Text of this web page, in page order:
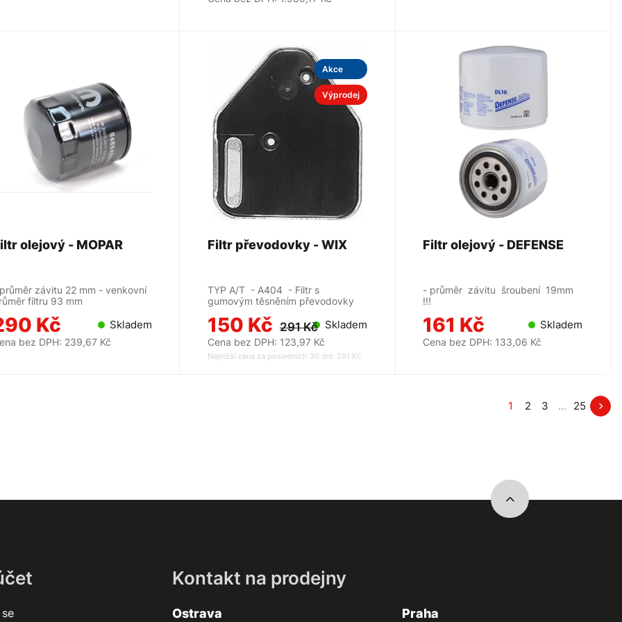
závitu 22 mm - venkovní
filtru 93 mm
Kč Skladem
bez DPH: 239,67 Kč
Akce
Výprodej
TYP A/T - A404 - Filtr s
gumovým těsněním převodovky
150 Kč 291 Kč Skladem
Cena bez DPH: 123,97 Kč
Nejnižší cena za posledních 30 dní: 291 Kč
- průměr závitu šroubení 19mm
!!!
161 Kč Skladem
Cena bez DPH: 133,06 Kč
1 2 3 ... 25
Kontakt na prodejny
Ostrava Praha